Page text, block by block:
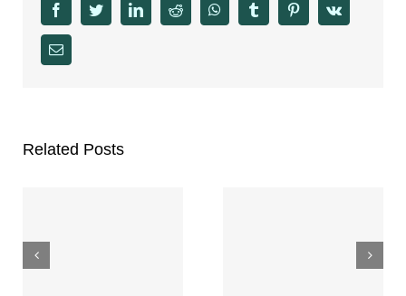
facebooktwitter linkedinreddit whatsapptumblr pinterestvk
Email
Related Posts